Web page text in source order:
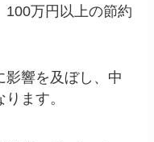
100万円以上の節約
影響を及ぼし、中
ます。